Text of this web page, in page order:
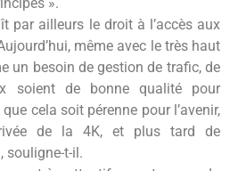
par ailleurs le droit à l’accès aux
même avec le très haut
un besoin de gestion de trafic, de
soient de bonne qualité pour
cela soit pérenne pour l’avenir,
de la 4K, et plus tard de
souligne-t-il.